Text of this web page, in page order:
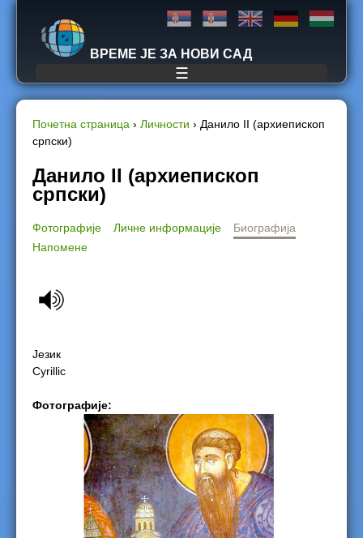
Jump to navigation
ВРЕМЕ ЈЕ ЗА НОВИ САД
☰
Y
o
a
h
Почетна страница › Личности › Данило II (архиепископ
српски)
Данило II (архиепископ
српски)
Фотографије Личне информације
Биографија
Напомене
Језик
Cyrillic
Фотографије: